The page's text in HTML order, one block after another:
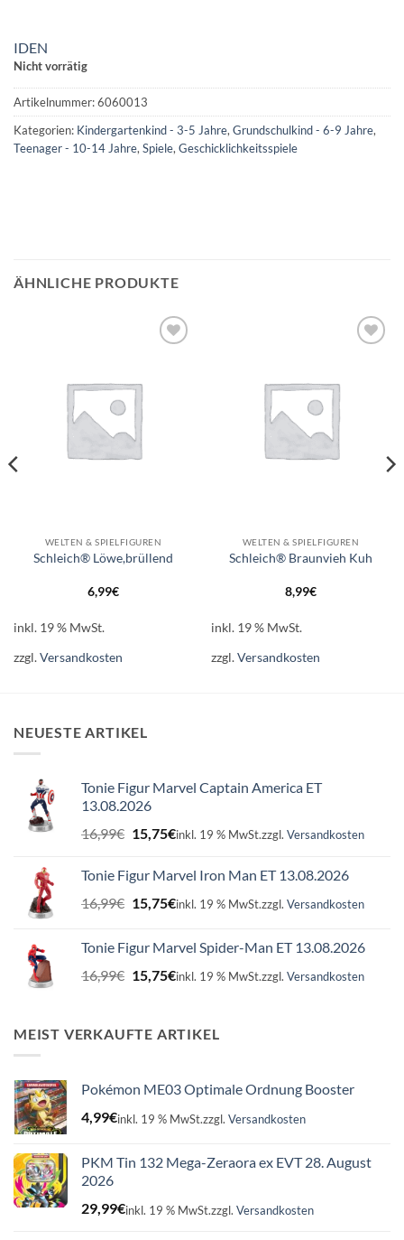
IDEN
Nicht vorrätig
Artikelnummer:6060013
Kategorien: Kindergartenkind - 3-5 Jahre, Grundschulkind - 6-9 Jahre,
Teenager - 10-14 Jahre, Spiele, Geschicklichkeitsspiele
ÄHNLICHE PRODUKTE
WELTEN & SPIELFIGUREN
Schleich® Löwe,brüllend
6,99€
inkl. 19 % MwSt.
zzgl.Versandkosten
WELTEN & SPIELFIGUREN
Schleich® Braunvieh Kuh
8,99€
inkl. 19 % MwSt.
zzgl.Versandkosten
NEUESTE ARTIKEL
Tonie Figur Marvel Captain America ET
13.08.2026
16,99€ Ursprünglicher
Preis
16,99€
15,75€Aktueller
15,75€.
inkl. 19 % MwSt.zzgl. Versandkosten
Tonie Figur Marvel Iron Man ET 13.08.2026
16,99€ Ursprünglicher
Preis
16,99€
15,75€Aktueller
15,75€.
inkl. 19 % MwSt.zzgl. Versandkosten
Tonie Figur Marvel Spider-Man ET 13.08.2026
16,99€ Ursprünglicher
Preis
16,99€
15,75€Aktueller
15,75€.
inkl. 19 % MwSt.zzgl. Versandkosten
MEIST VERKAUFTE ARTIKEL
Pokémon ME03 Optimale Ordnung Booster
4,99€inkl. 19 % MwSt.zzgl. Versandkosten
PKM Tin 132 Mega-Zeraora ex EVT 28. August
2026
29,99€inkl. 19 % MwSt.zzgl. Versandkosten